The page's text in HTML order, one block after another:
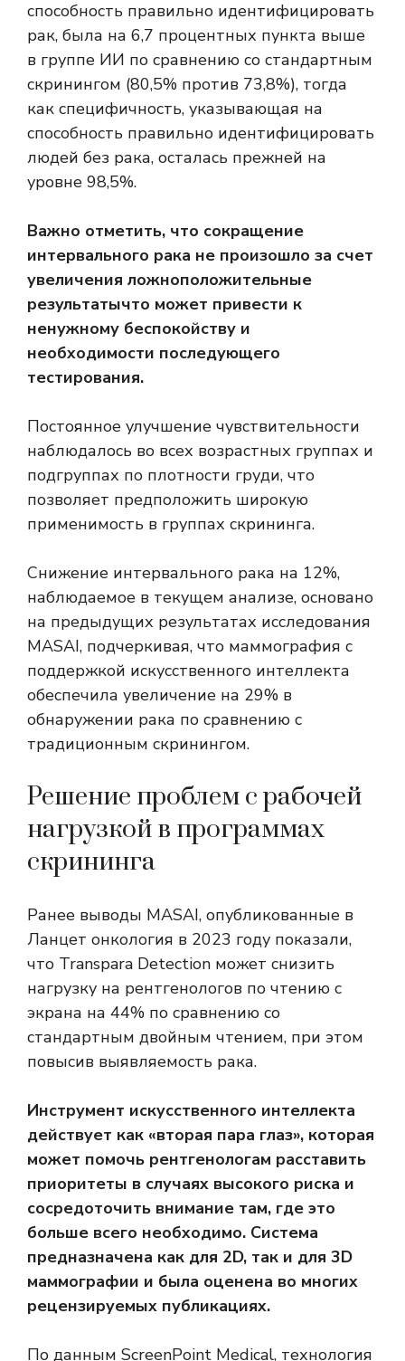
способность правильно идентифицировать
рак, была на 6,7 процентных пункта выше
в группе ИИ по сравнению со стандартным
скринингом (80,5% против 73,8%), тогда
как специфичность, указывающая на
способность правильно идентифицировать
людей без рака, осталась прежней на
уровне 98,5%.
Важно отметить, что сокращение
интервального рака не произошло за счет
увеличения ложноположительные
результатычто может привести к
ненужному беспокойству и
необходимости последующего
тестирования.
Постоянное улучшение чувствительности
наблюдалось во всех возрастных группах и
подгруппах по плотности груди, что
позволяет предположить широкую
применимость в группах скрининга.
Снижение интервального рака на 12%,
наблюдаемое в текущем анализе, основано
на предыдущих результатах исследования
MASAI, подчеркивая, что маммография с
поддержкой искусственного интеллекта
обеспечила увеличение на 29% в
обнаружении рака по сравнению с
традиционным скринингом.
Решение проблем с рабочей
нагрузкой в ​​программах
скрининга
Ранее выводы MASAI, опубликованные в
Ланцет онкология в 2023 году показали,
что Transpara Detection может снизить
нагрузку на рентгенологов по чтению с
экрана на 44% по сравнению со
стандартным двойным чтением, при этом
повысив выявляемость рака.
Инструмент искусственного интеллекта
действует как «вторая пара глаз», которая
может помочь рентгенологам расставить
приоритеты в случаях высокого риска и
сосредоточить внимание там, где это
больше всего необходимо. Система
предназначена как для 2D, так и для 3D
маммографии и была оценена во многих
рецензируемых публикациях.
По данным ScreenPoint Medical, технология